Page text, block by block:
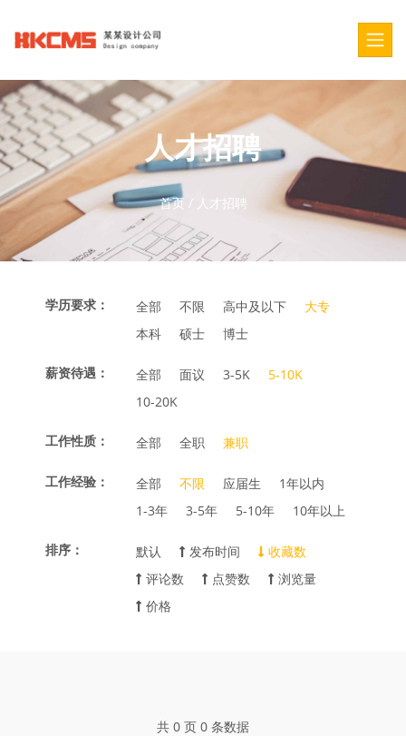
人才招聘
首页 / 人才招聘
学历要求： 全部 不限 高中及以下
大专
本科
硕士 博士
薪资待遇： 全部 面议 3-5K
5-10K
10-20K
工作性质： 全部 全职 兼职
工作经验： 全部 不限 应届生
1年以内
1-3年
3-5年 5-10年 10年以上
排序： 默认 发布时间
收藏数
评论数
点赞数
浏览量
价格
共 0 页 0 条数据